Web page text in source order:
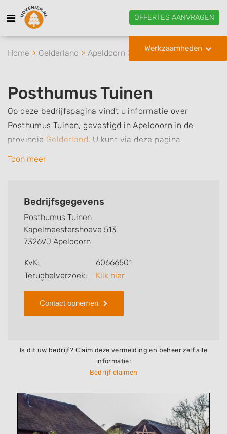
OFFERTES AANVRAGEN
Werkzaamheden
Home Gelderland Apeldoorn Posthumus Tuinen
Posthumus Tuinen
Op deze bedrijfspagina vindt u informatie over
Posthumus Tuinen, gevestigd in Apeldoorn in de
provincie Gelderland. U kunt via deze pagina
eenvoudig contact met het bedrijf opnemen door te
kunt u snel zien welke zaken Posthumus Tuinen voor u
review achterlaten als u al ervaring heeft met dit
bedrijf.
Zoekt u een ander bedrijf? Bekijk dan andere
hoveniers en bedrijven inApeldoorn
Toon meer
Bedrijfsgegevens
Posthumus Tuinen
Kapelmeestershoeve 513
7326VJ Apeldoorn
KvK:
60666501
Terugbelverzoek:
Klik hier
Contact opnemen
Is dit uw bedrijf? Claim deze vermelding en beheer zelf alle
informatie:
Bedrijf claimen